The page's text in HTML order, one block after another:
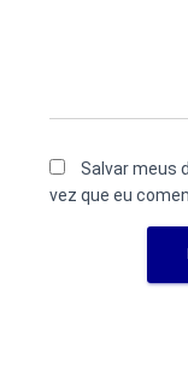
Salvar meus
vez que eu